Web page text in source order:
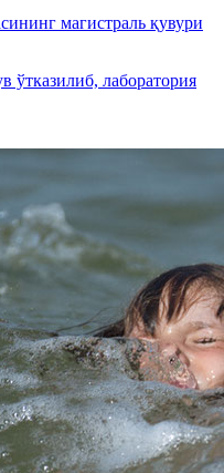
магистраль қувури
ўтказилиб, лаборатория